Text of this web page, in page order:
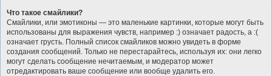
Что такое смайлики?
Смайлики, или эмотиконы — это маленькие картинки, которые могут быть
использованы для выражения чувств, например :) означает радость, а :(
означает грусть. Полный список смайликов можно увидеть в форме
создания сообщений. Только не перестарайтесь, используя их: они легко
могут сделать сообщение нечитаемым, и модератор может
отредактировать ваше сообщение или вообще удалить его.